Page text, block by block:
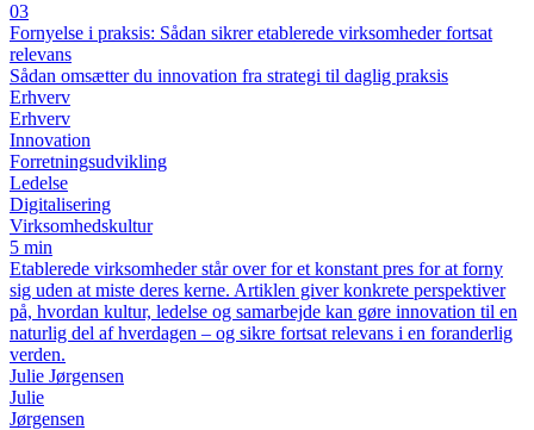
03
Fornyelse i praksis: Sådan sikrer etablerede virksomheder fortsat
relevans
Sådan omsætter du innovation fra strategi til daglig praksis
Erhverv
Erhverv
Innovation
Forretningsudvikling
Ledelse
Digitalisering
Virksomhedskultur
5 min
Etablerede virksomheder står over for et konstant pres for at forny
sig uden at miste deres kerne. Artiklen giver konkrete perspektiver
på, hvordan kultur, ledelse og samarbejde kan gøre innovation til en
naturlig del af hverdagen – og sikre fortsat relevans i en foranderlig
verden.
Julie Jørgensen
Julie
Jørgensen